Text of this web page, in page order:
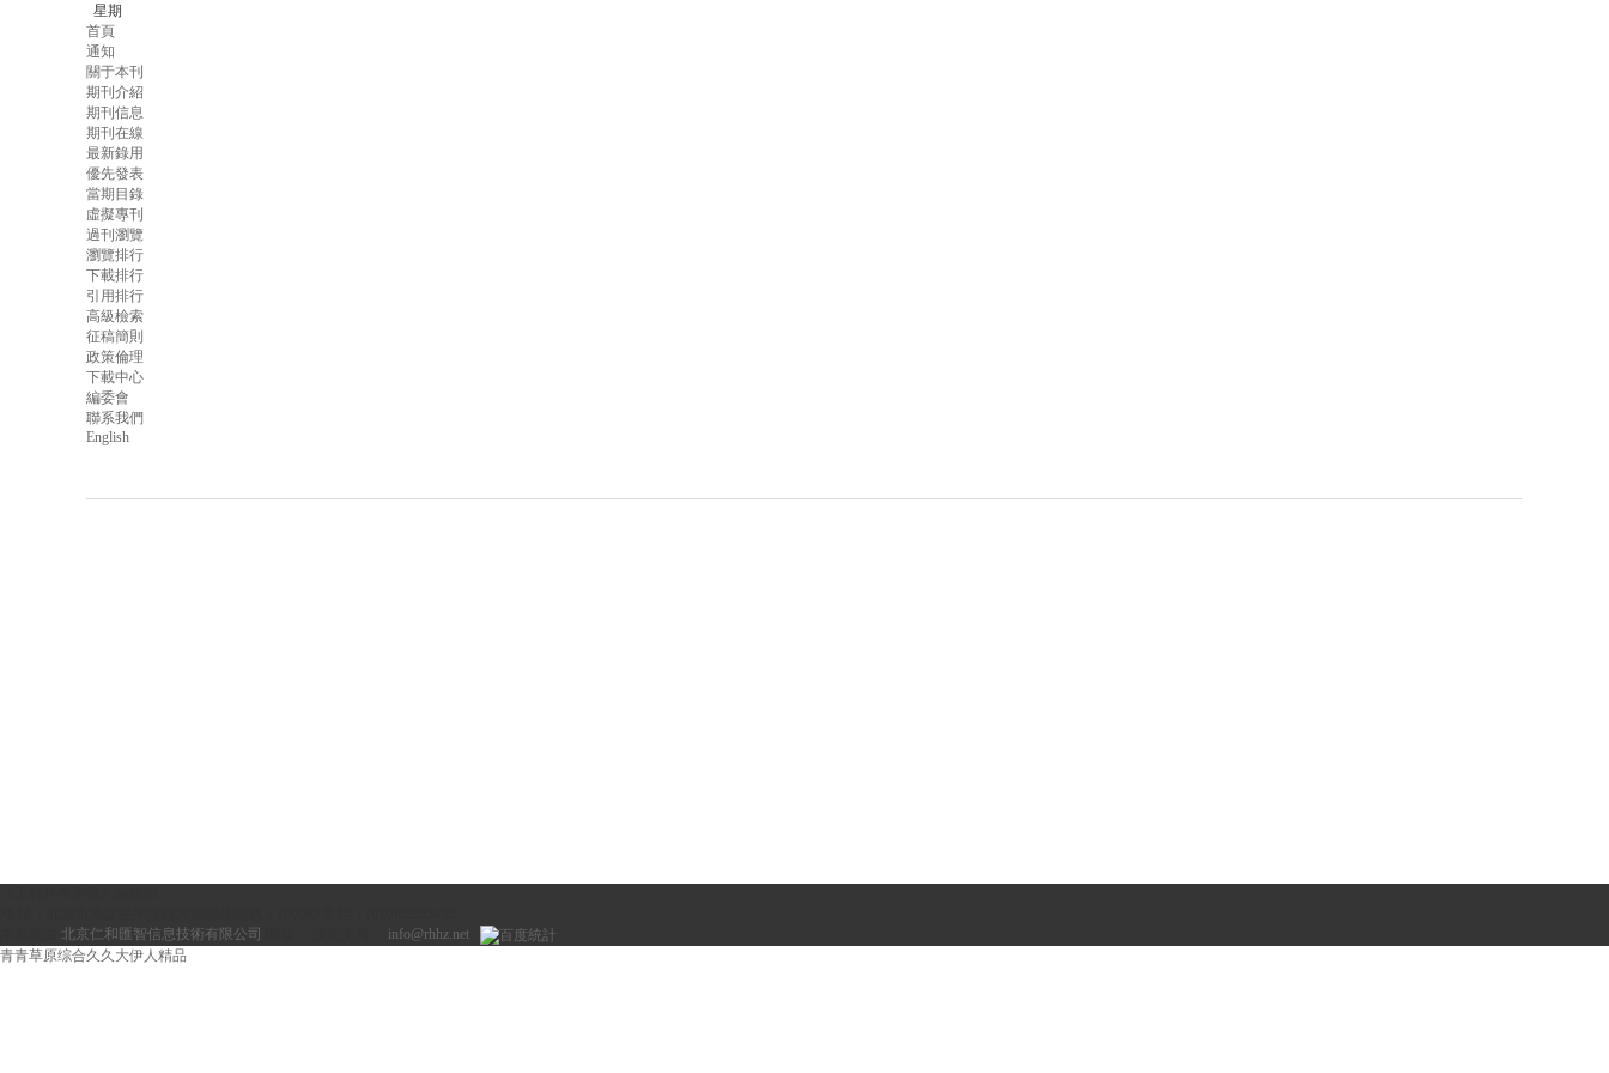
星期
首頁
通知
關于本刊
期刊介紹
期刊信息
期刊在線
最新錄用
優先發表
當期目錄
虛擬專刊
過刊瀏覽
瀏覽排行
下載排行
引用排行
高級檢索
征稿簡則
政策倫理
下載中心
編委會
聯系我們
English
北京仁和匯智信息技術有限公司
info@rhhz.net
青青草原综合久久大伊人精品